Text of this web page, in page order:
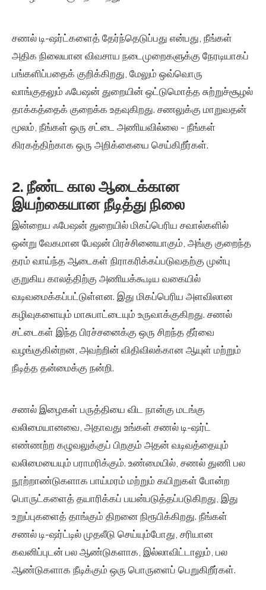
சணல் டி-ஷர்ட்களைத் தேர்ந்தெடுப்பது என்பது, நீங்கள்
அதிக நிலையான விவசாய நடைமுறைகளுக்கு நேரடியாகப்
பங்களிப்பதைக் குறிக்கிறது, மேலும் ஒவ்வொரு
வாங்குதலும் ஃபேஷன் துறையின் ஒட்டுமொத்த சுற்றுச்சூழல்
தாக்கத்தைக் குறைக்க உதவுகிறது. சணலுக்கு மாறுவதன்
மூலம், நீங்கள் ஒரு சட்டை அணியவில்லை - நீங்கள்
கிரகத்திற்காக ஒரு அறிக்கையை செய்கிறீர்கள்.
2. நீண்ட கால ஆடைக்கான
இயற்கையான நீடித்து நிலை
இன்றைய ஃபேஷன் துறையில் மிகப்பெரிய சவால்களில்
ஒன்று வேகமான பேஷன் பிரச்சினையாகும், அங்கு குறைந்த
தரம் வாய்ந்த ஆடைகள் நிராகரிக்கப்படுவதற்கு முன்பு
குறுகிய காலத்திற்கு அணியக்கூடிய வகையில்
வடிவமைக்கப்பட்டுள்ளன. இது மிகப்பெரிய அளவிலான
கழிவுகளையும் மாசுபாட்டையும் உருவாக்குகிறது. சணல்
சட்டைகள் இந்த பிரச்சனைக்கு ஒரு சிறந்த தீர்வை
வழங்குகின்றன, அவற்றின் விதிவிலக்கான ஆயுள் மற்றும்
நீடித்த தன்மைக்கு நன்றி.
சணல் இழைகள் பருத்தியை விட நான்கு மடங்கு
வலிமையானவை, அதாவது உங்கள் சணல் டி-ஷர்ட்
எண்ணற்ற கழுவலுக்குப் பிறகும் அதன் வடிவத்தையும்
வலிமையையும் பராமரிக்கும். உண்மையில், சணல் துணி பல
நூற்றாண்டுகளாக பாய்மரம் மற்றும் கயிறுகள் போன்ற
பொருட்களைத் தயாரிக்கப் பயன்படுத்தப்படுகிறது, இது
உறுப்புகளைத் தாங்கும் திறனை நிரூபிக்கிறது. நீங்கள்
சணல் டி-ஷர்ட்டில் முதலீடு செய்யும்போது, ​​சரியான
கவனிப்புடன் பல ஆண்டுகளாக, இல்லாவிட்டாலும், பல
ஆண்டுகளாக நீடிக்கும் ஒரு பொருளைப் பெறுகிறீர்கள்.